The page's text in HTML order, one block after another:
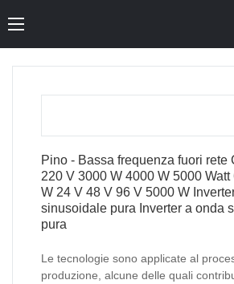
Pino - Bassa frequenza fuori rete
220 V 3000 W 4000 W 5000
W 24 V 48 V 96 V 5000 W
sinusoidale pura Inverter a onda
pura
Le tecnologie sono applicate al
produzione, alcune delle quali